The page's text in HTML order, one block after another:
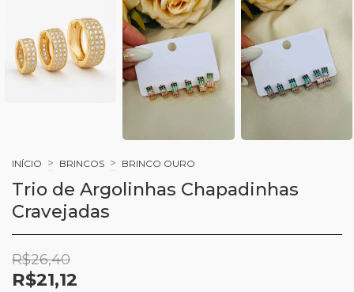
INÍCIO > BRINCOS > BRINCO OURO
Trio de Argolinhas Chapadinhas
Cravejadas
R$26,40
R$21,12